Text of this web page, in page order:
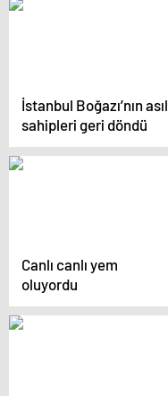
İstanbul Boğazı’nın asıl
sahipleri geri döndü
Canlı canlı yem
oluyordu